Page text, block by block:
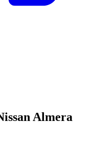
Almera